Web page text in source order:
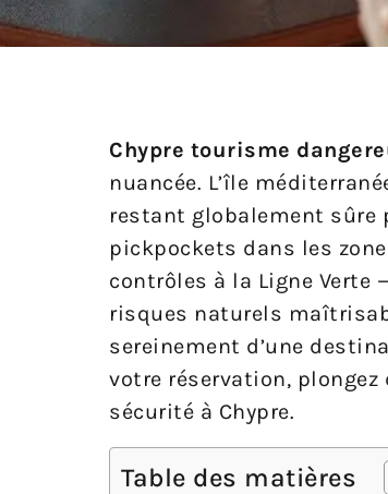
Chypre tourisme
nuancée. L’île
restant globalement sûre
pickpockets dans les
contrôles à la Ligne Verte
risques naturels
sereinement d’une
votre réservation,
sécurité à Chypre.
Table des matières